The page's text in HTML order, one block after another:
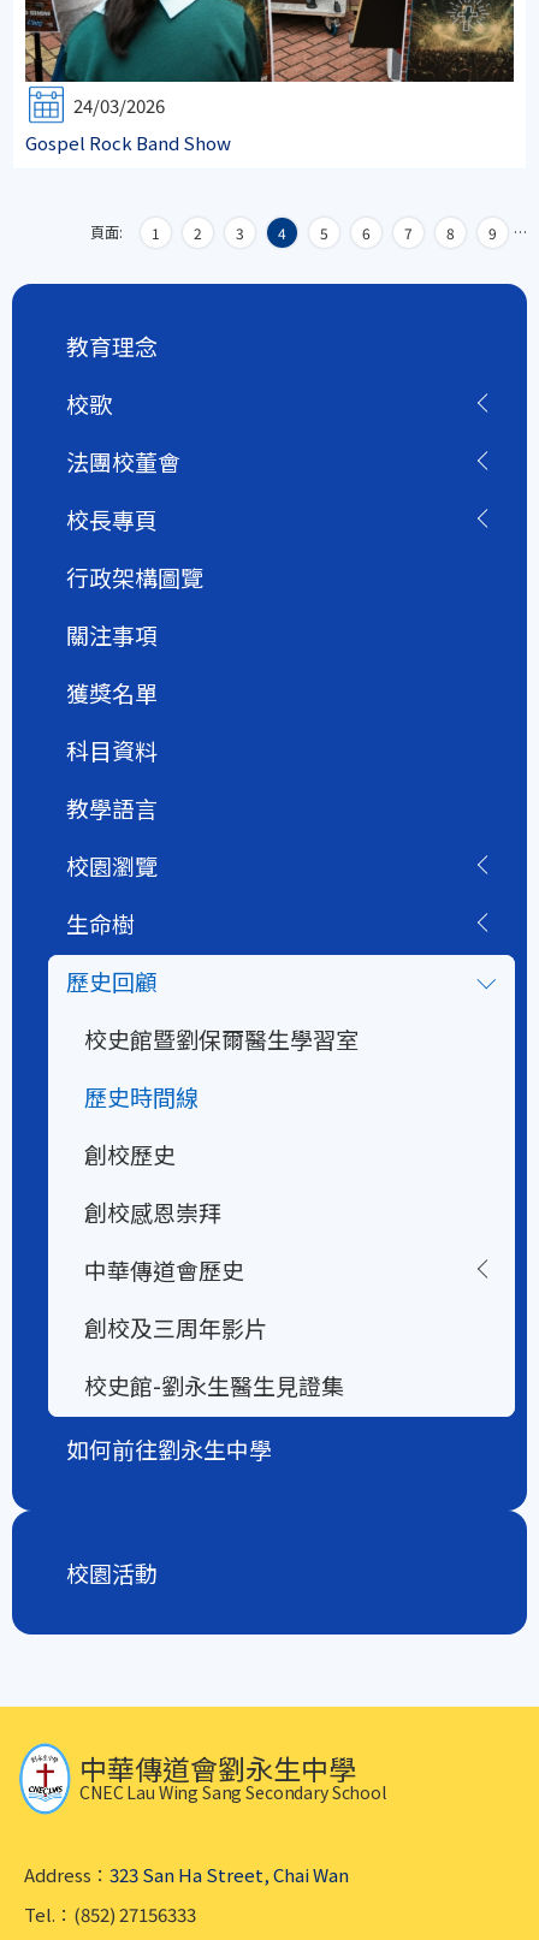
24/03/2026
Gospel Rock Band Show
頁面: 1 2 3 4 5 6 7 8 9 …
教育理念
校歌
法團校董會
校長專頁
行政架構圖覽
關注事項
獲獎名單
科目資料
教學語言
校園瀏覽
生命樹
歷史回顧
校史館暨劉保爾醫生學習室
歷史時間線
創校歷史
創校感恩崇拜
中華傳道會歷史
創校及三周年影片
校史館-劉永生醫生見證集
如何前往劉永生中學
校園活動
中華傳道會劉永生中學
CNEC Lau Wing Sang Secondary School
Address： 323 San Ha Street, Chai Wan
Tel.：(852) 27156333